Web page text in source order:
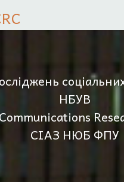
НБУВ
СІАЗ НЮБ ФПУ